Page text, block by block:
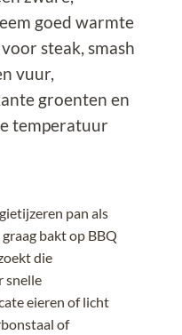
goed warmte
steak, smash
vuur,
groenten en
temperatuur
pan als
bakt op BBQ
die
snelle
eieren of licht
of